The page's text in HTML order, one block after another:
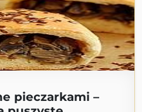
pieczarkami –